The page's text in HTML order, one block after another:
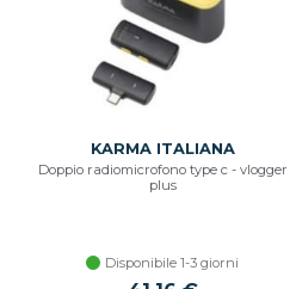
KARMA ITALIANA
Doppio radiomicrofono type c - vlogger
plus
Disponibile 1-3 giorni